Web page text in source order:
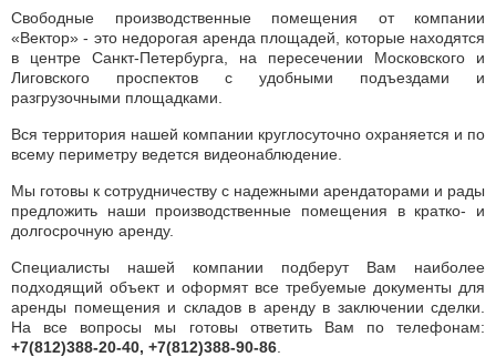
Свободные производственные помещения от компании
«Вектор» - это недорогая аренда площадей, которые находятся
в центре Санкт-Петербурга, на пересечении Московского и
Лиговского проспектов с удобными подъездами и
разгрузочными площадками.
Вся территория нашей компании круглосуточно охраняется и по
всему периметру ведется видеонаблюдение.
Мы готовы к сотрудничеству с надежными арендаторами и рады
предложить наши производственные помещения в кратко- и
долгосрочную аренду.
Специалисты нашей компании подберут Вам наиболее
подходящий объект и оформят все требуемые документы для
аренды помещения и складов в аренду в заключении сделки.
На все вопросы мы готовы ответить Вам по телефонам:
+7(812)388-20-40, +7(812)388-90-86